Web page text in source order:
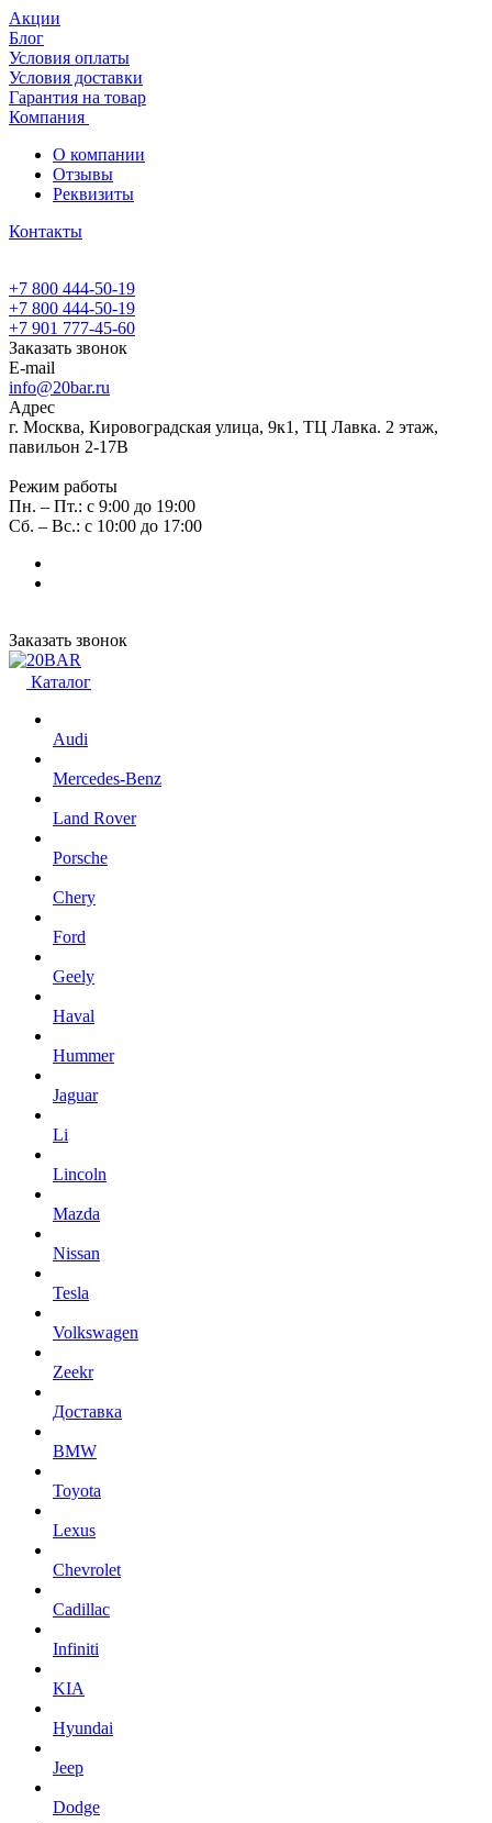
Акции
Блог
Условия оплаты
Условия доставки
Гарантия на товар
Компания
О компании
Отзывы
Реквизиты
Контакты
+7 800 444-50-19
+7 800 444-50-19
+7 901 777-45-60
Заказать звонок
E-mail
info@20bar.ru
Адрес
г. Москва, Кировоградская улица, 9к1, ТЦ Лавка. 2 этаж,
павильон 2-17В
Режим работы
Пн. – Пт.: с 9:00 до 19:00
Сб. – Вс.: с 10:00 до 17:00
Заказать звонок
Каталог
Audi
Mercedes-Benz
Land Rover
Porsche
Chery
Ford
Geely
Haval
Hummer
Jaguar
Li
Lincoln
Mazda
Nissan
Tesla
Volkswagen
Zeekr
Доставка
BMW
Toyota
Lexus
Chevrolet
Cadillac
Infiniti
KIA
Hyundai
Jeep
Dodge